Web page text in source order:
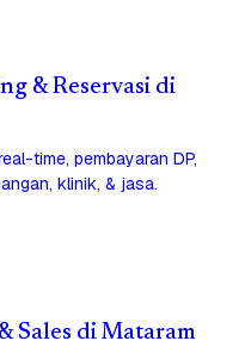
& Reservasi di
time, pembayaran DP,
klinik, & jasa.
Sales di Mataram